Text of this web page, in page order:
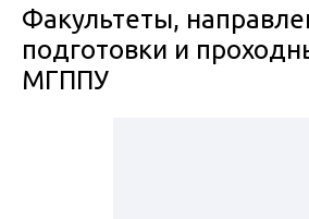
Факультеты,
подготовки и
МГППУ